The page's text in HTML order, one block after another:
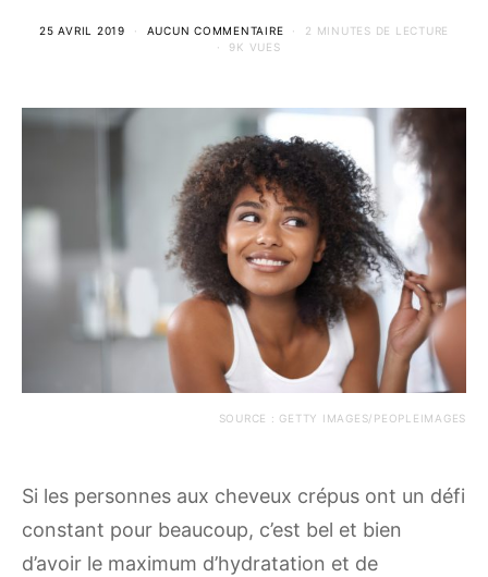
25 AVRIL 2019 AUCUN COMMENTAIRE
2 MINUTES DE LECTURE
9K VUES
SOURCE : GETTY IMAGES/PEOPLEIMAGES
Si les personnes aux cheveux crépus ont un défi
constant pour beaucoup, c’est bel et bien
d’avoir le maximum d’hydratation et de